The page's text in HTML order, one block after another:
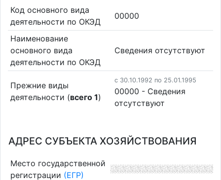
Код основного вида
деятельности по ОКЭД
00000
Наименование
основного вида
деятельности по ОКЭД
Cведения отсутствуют
Прежние виды
деятельности (всего 1)
c 30.10.1992 по 25.01.1995
00000 - Cведения
отсутствуют
АДРЕС СУБЪЕКТА ХОЗЯЙСТВОВАНИЯ
Место государственной
регистрации (ЕГР)